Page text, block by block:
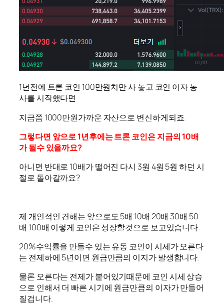
1년전에 트론 코인 100만원치만 사 놓고 코인 이자 농
사를 시작했다면
지금쯤 1000만원가까운 자산으로 변신하게되죠.
그렇다면 앞으로 1년후에는 트론 코인은 지금의 10배
가 될수 있을까요?
아니면 반대로 10배가 떨어진 다시 3원 4원 5원 하던 시
절로 돌아갈까요?
제 개인적인 견해는 앞으로도 5배 10배 20배 30배 50
배 100배 이렇게 코인은 성장할것으로 보고있습니다.
20%수익률을 만들수 있는 유동 코인이 시세가 오른다
는 전제하에 5년이면 원금만큼의 이지가 발생합니다.
물론 오른다는 전제가 붙어있기때문에 코인 시세 상승
으로 인해서 더 빠른 시기에 원금만큼의 이자가 만들어
질겁니다.